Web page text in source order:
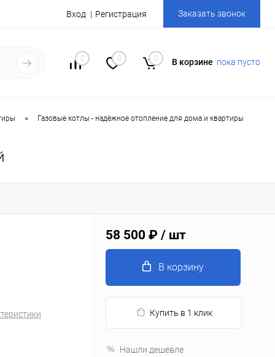
Вход Регистрация Заказать звонок
0 0 0 В корзине пока пусто
• Газовые котлы - надёжное отопление для дома и квартиры
58 500 ₽ / шт
В корзину
Купить в 1 клик
Нашли дешевле